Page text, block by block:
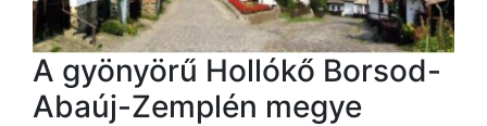
A gyönyörű Hollókő Borsod-
Abaúj-Zemplén megye